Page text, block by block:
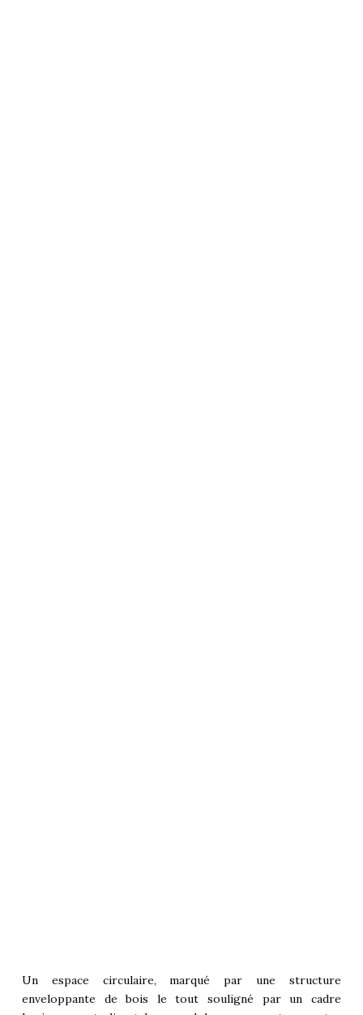
Un espace circulaire, marqué par une structure
enveloppante de bois le tout souligné par un cadre